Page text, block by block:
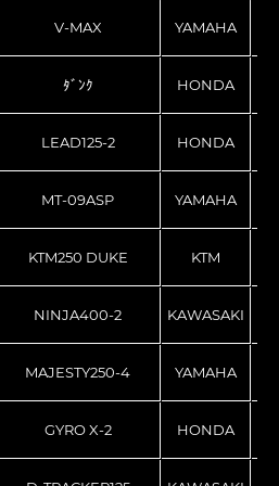
V-MAX YAMAHA
ﾀﾞﾝｸ HONDA
LEAD125-2 HONDA
MT-09ASP YAMAHA
KTM250 DUKE KTM
NINJA400-2 KAWASAKI
MAJESTY250-4 YAMAHA
GYRO X-2 HONDA